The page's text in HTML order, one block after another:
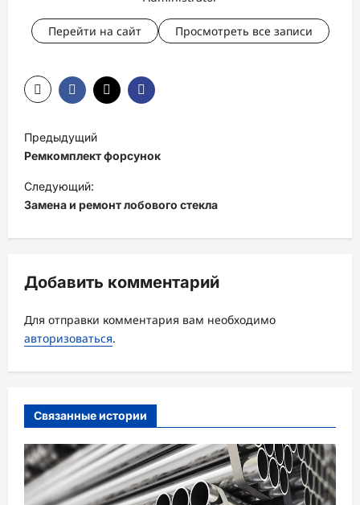
Перейти на сайт Просмотреть все записи
Н
а
в
и
ц
я
з
а
п
и
с
и
Предыдущий
Ремкомплект форсунок
Следующий:
Замена и ремонт лобового стекла
Добавить комментарий
Для отправки комментария вам необходимо
авторизоваться.
Связанные истории